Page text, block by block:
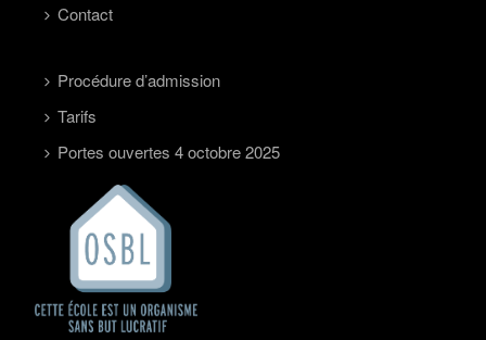
Contact
Procédure d’admission
Tarifs
Portes ouvertes 4 octobre 2025